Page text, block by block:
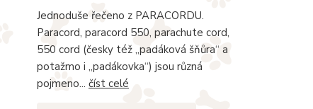
Jednoduše řečeno z PARACORDU.
Paracord, paracord 550, parachute cord,
550 cord (česky též „padáková šňůra“ a
potažmo i „padákovka“) jsou různá
pojmeno... číst celé